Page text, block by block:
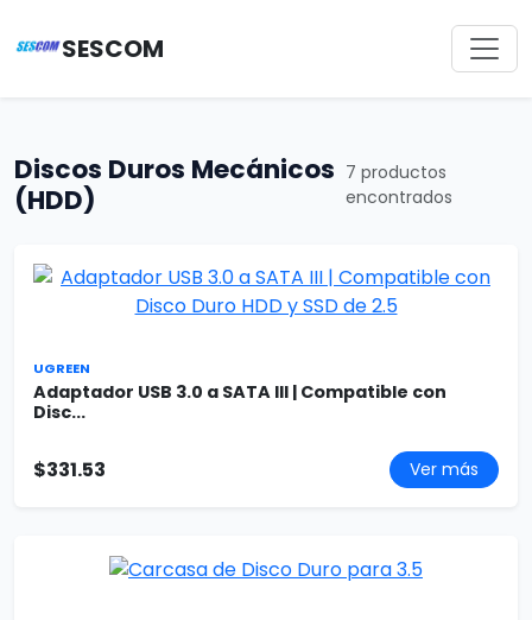
SESCOM
Discos Duros Mecánicos
(HDD)
7 productos
encontrados
UGREEN
Adaptador USB 3.0 a SATA III | Compatible con
Disc...
$331.53 Ver más